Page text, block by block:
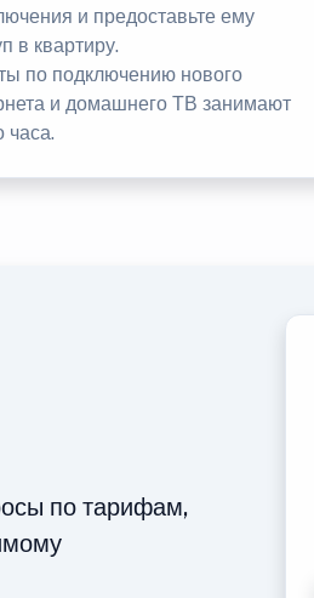
и предоставьте ему
в квартиру.
по подключению нового
и домашнего ТВ занимают
часа.
по тарифам,